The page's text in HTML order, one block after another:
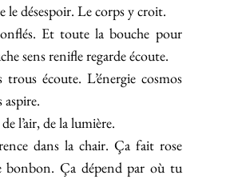
le désespoir. Le corps y croit.
Et toute la bouche pour
sens renifle regarde écoute.
trous écoute. L’énergie cosmos
aspire.
l’air, de la lumière.
dans la chair. Ça fait rose
bonbon. Ça dépend par où tu